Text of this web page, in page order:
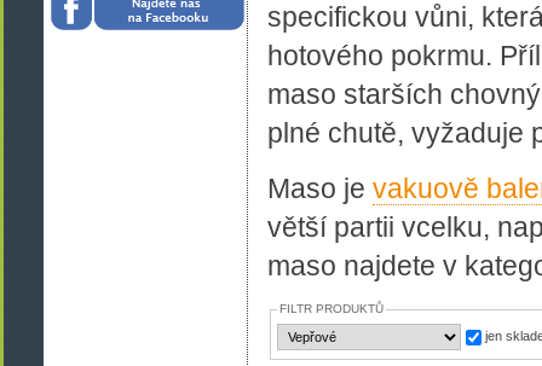
specifickou vůni,
hotového pokrmu.
maso starších
plné chutě, vyžaduje
Maso je vakuově
větší partii vcelku,
maso najdete v
FILTR PRODUKTŮ
jen